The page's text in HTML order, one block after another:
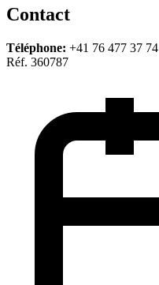
Contact
Téléphone: +41 76 477 37 74
Réf. 360787